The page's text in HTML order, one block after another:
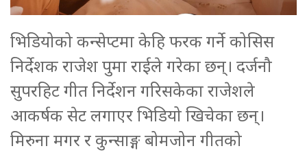
भिडियोको कन्सेप्टमा केहि फरक गर्ने कोसिस
निर्देशक राजेश पुमा राईले गरेका छन्। दर्जनौ
सुपरहिट गीत निर्देशन गरिसकेका राजेशले
आकर्षक सेट लगाएर भिडियो खिचेका छन्।
मिरुना मगर र कुन्साङ्ग बोमजोन गीतको